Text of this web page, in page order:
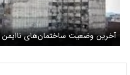
در وضعیت قرمز ایمنی